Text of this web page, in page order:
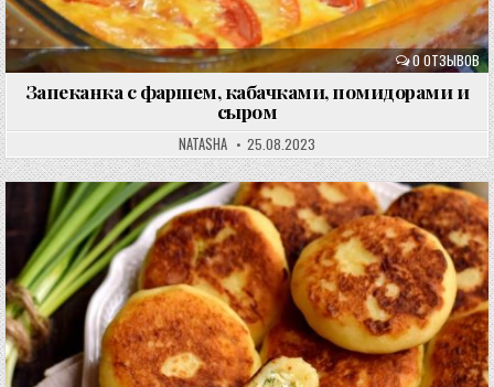
0 ОТЗЫВОВ
Запеканка с фаршем, кабачками, помидорами и
сыром
NATASHA 25.08.2023